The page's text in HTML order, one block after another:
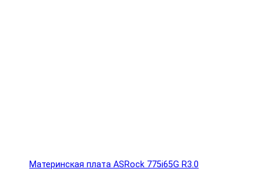
Материнская плата ASRock 775i65G R3.0